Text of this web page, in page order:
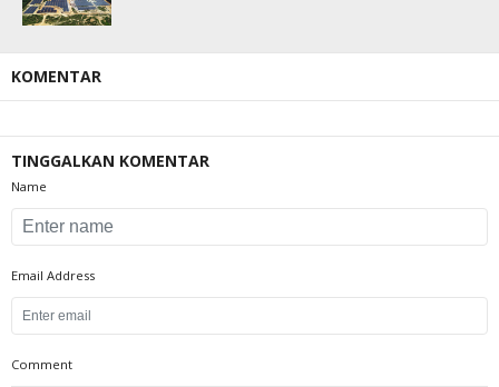
KOMENTAR
TINGGALKAN KOMENTAR
Name
Email Address
Comment